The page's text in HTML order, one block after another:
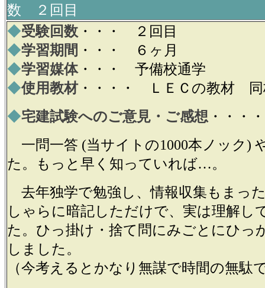
数 ２回目
◆受験回数 ・・・ ２回目
◆学習期間 ・・・ ６ヶ月
◆学習媒体・・・ 予備校通学
◆使用教材・・・・ ＬＥＣの教材 同
◆宅建試験へのご意見・ご感想 ・・・・
一問一答 (当サイトの1000本ノック)
た。もっと早く知っていれば…。
去年独学で勉強し、情報収集もまっ
しゃらに暗記しただけで、実は理解し
た。ひっ掛け・捨て問にみごとにひっ
しました。
（今考えるとかなり無謀で時間の無駄